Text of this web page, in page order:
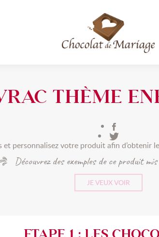
THÈME
et personnalisez votre produit afin d’obtenir
Découvrez des exemples de ce produit
JE VEUX VOIR